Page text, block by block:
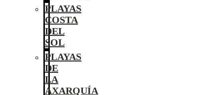
PLAYAS
COSTA
DEL
SOL
PLAYAS
DE
LA
AXARQUÍA